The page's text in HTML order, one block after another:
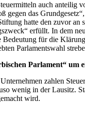
auch anteilig
gegen das
hatte den zuvor an
erfüllt. In dem
für die
Parlamentswahl
Parlament“ um
zahlen
wenig in der Lausitz.
wird.